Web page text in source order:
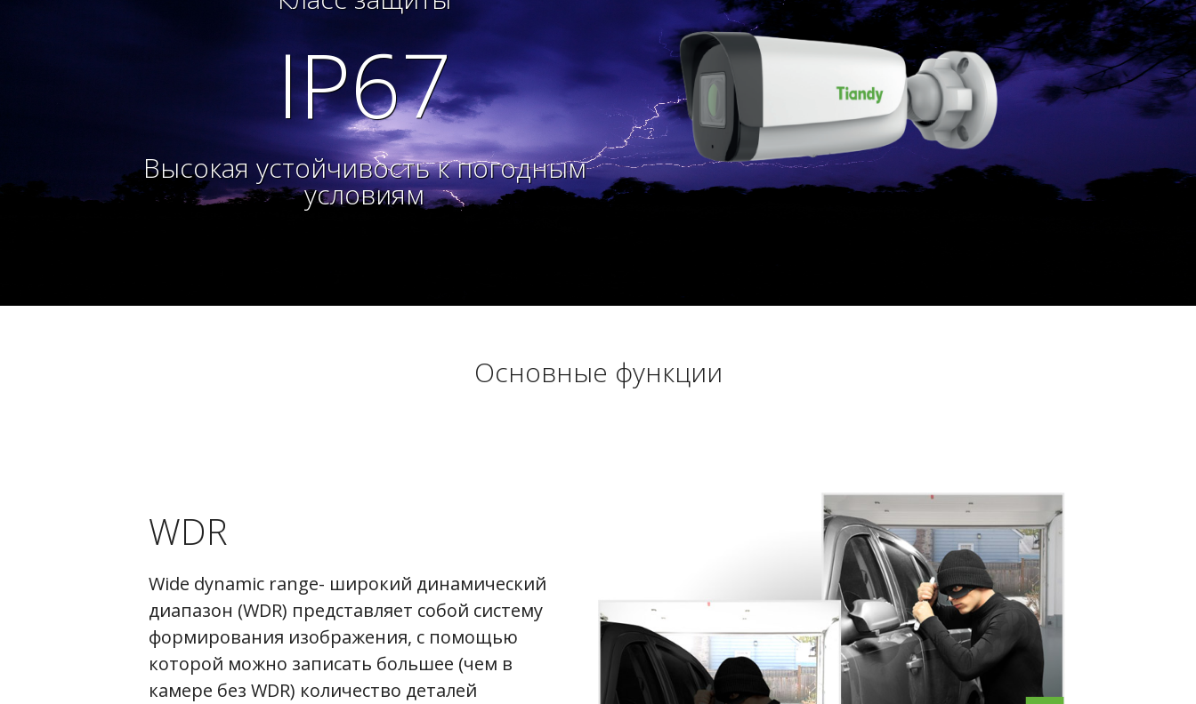
IP67
Высокая устойчивость к погодным
условиям
Основные функции
WDR
Wide dynamic range- широкий динамический
диапазон (WDR) представляет собой систему
формирования изображения, с помощью
которой можно записать большее (чем в
камере без WDR) количество деталей